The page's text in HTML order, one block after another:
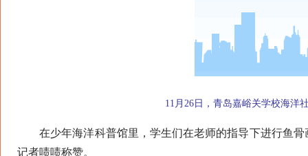
11月26日，青岛嘉峪关学校海洋社
在少年海洋科普馆里，学生们在老师的指导下进行鱼骨
记者啧啧称赞。